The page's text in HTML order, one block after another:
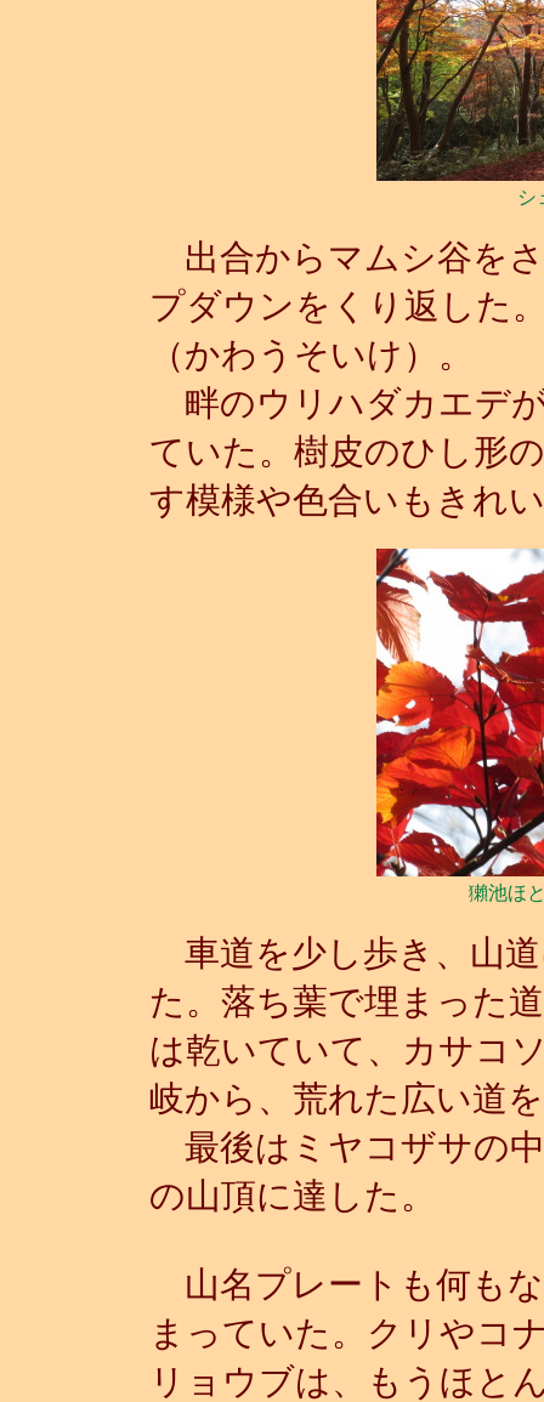
シ
出合からマムシ谷を
プダウンをくり返した
（かわうそいけ）。
畔のウリハダカエデ
ていた。樹皮のひし形
す模様や色合いもきれ
獺池ほ
車道を少し歩き、山
た。落ち葉で埋まった
は乾いていて、カサコ
岐から、荒れた広い道
最後はミヤコザサの
の山頂に達した。
山名プレートも何も
まっていた。クリやコ
リョウブは、もうほと